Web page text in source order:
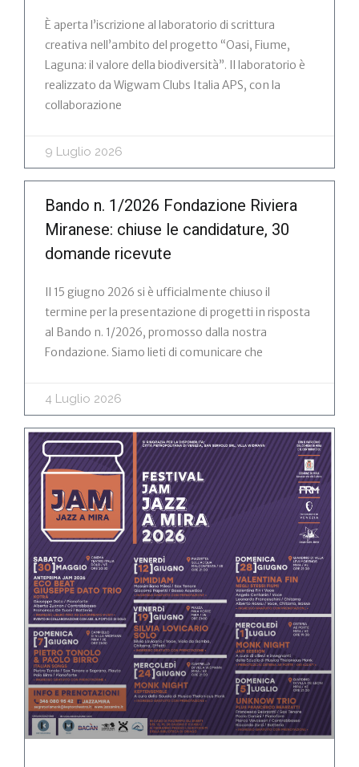
È aperta l’iscrizione al laboratorio di scrittura
creativa nell’ambito del progetto “Oasi, Fiume,
Laguna: il valore della biodiversità”. Il laboratorio è
realizzato da Wigwam Clubs Italia APS, con la
collaborazione
9 Luglio 2026
Bando n. 1/2026 Fondazione Riviera
Miranese: chiuse le candidature, 30
domande ricevute
Il 15 giugno 2026 si è ufficialmente chiuso il
termine per la presentazione di progetti in risposta
al Bando n. 1/2026, promosso dalla nostra
Fondazione. Siamo lieti di comunicare che
4 Luglio 2026